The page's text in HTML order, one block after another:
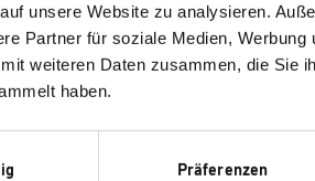
unsere Website zu analysieren.
Partner für soziale Medien,
weiteren Daten zusammen, die Sie
haben.
Präferenzen
Cartronic